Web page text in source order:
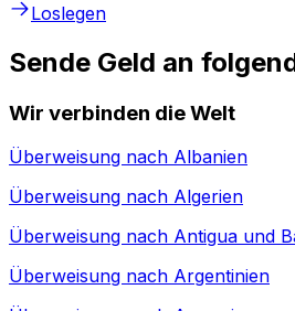
Loslegen
Sende Geld an
Wir verbinden die Welt
Überweisung nach Albanien
Überweisung nach Algerien
Überweisung nach Antigua und
Überweisung nach Argentinien